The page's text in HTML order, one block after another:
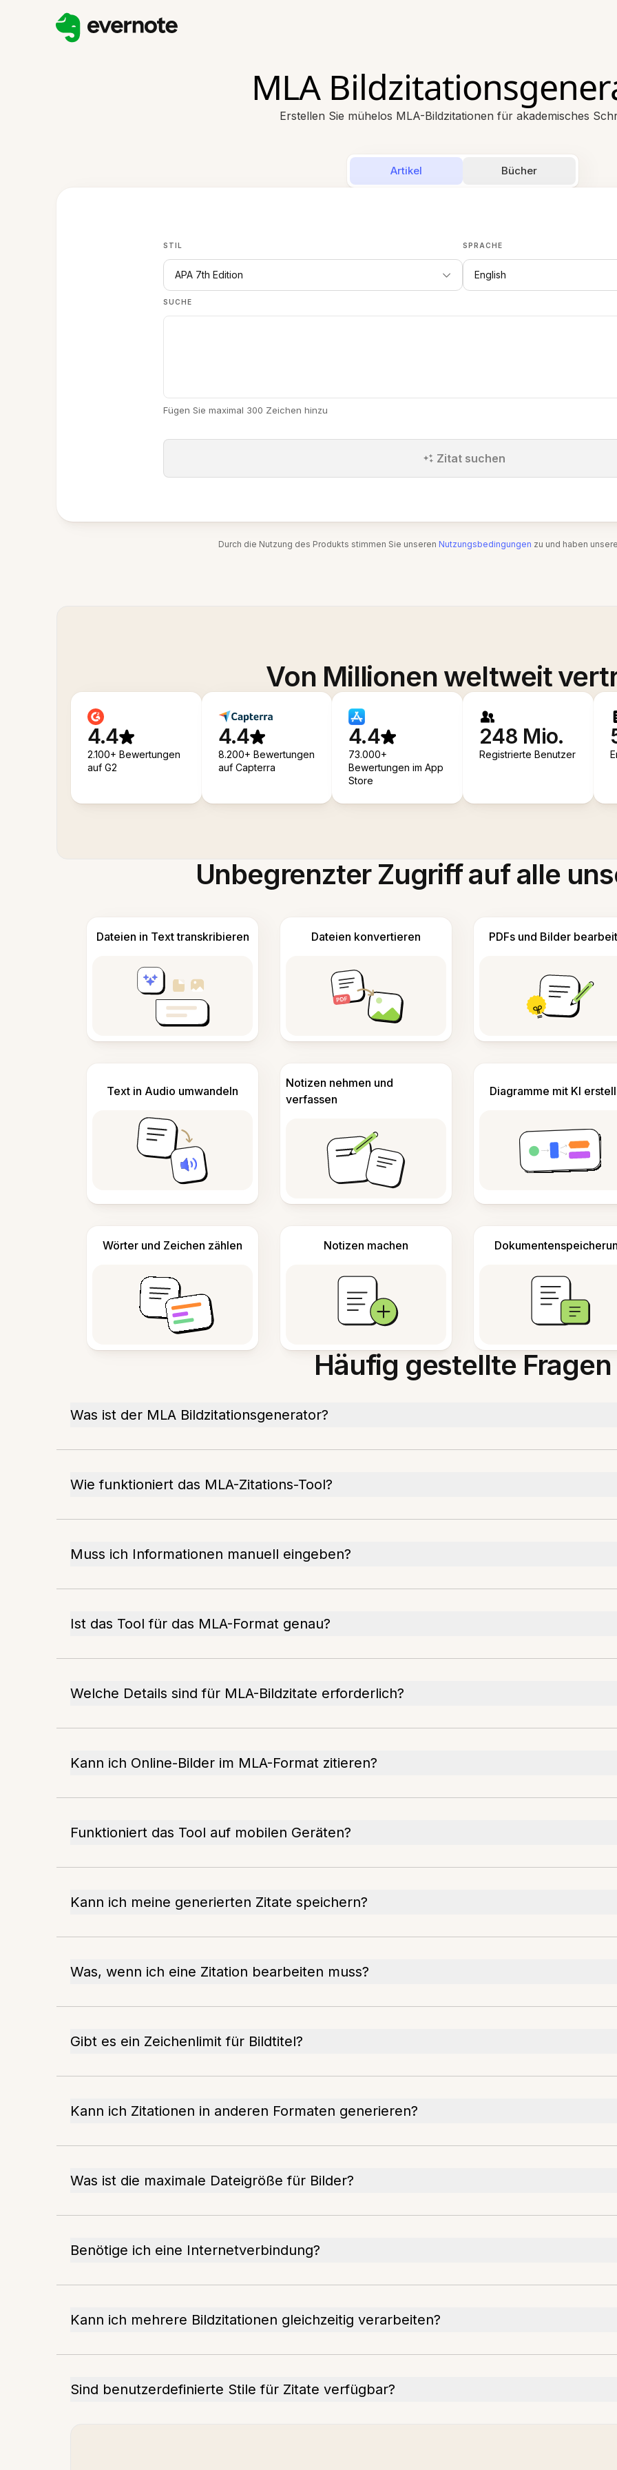
MLA
Erstellen Sie mühelos MLA-Bildzitationen für akademisches
Artikel Bücher
STIL
APA 7th Edition
SPRACHE
English
SUCHE
Fügen Sie maximal 300 Zeichen hinzu
Zitat suchen
Durch die Nutzung des Produkts stimmen Sie unseren Nutzungsbedingungen zu und haben
Von Millionen weltweit
4.4
2.100+ Bewertungen
auf G2
4.4
8.200+ Bewertungen
auf Capterra
4.4
73.000+
Bewertungen im App
Store
248 Mio.
Registrierte Benutzer
Unbegrenzter Zugriff auf alle
Dateien in Text transkribieren Dateien konvertieren PDFs und Bilder
Text in Audio umwandeln
Notizen nehmen und
verfassen
Diagramme mit KI
Wörter und Zeichen zählen Notizen machen
Häufig gestellte Fragen
Was ist der MLA Bildzitationsgenerator?
Wie funktioniert das MLA-Zitations-Tool?
Muss ich Informationen manuell eingeben?
Ist das Tool für das MLA-Format genau?
Welche Details sind für MLA-Bildzitate erforderlich?
Kann ich Online-Bilder im MLA-Format zitieren?
Funktioniert das Tool auf mobilen Geräten?
Kann ich meine generierten Zitate speichern?
Was, wenn ich eine Zitation bearbeiten muss?
Gibt es ein Zeichenlimit für Bildtitel?
Kann ich Zitationen in anderen Formaten generieren?
Was ist die maximale Dateigröße für Bilder?
Benötige ich eine Internetverbindung?
Kann ich mehrere Bildzitationen gleichzeitig verarbeiten?
Sind benutzerdefinierte Stile für Zitate verfügbar?